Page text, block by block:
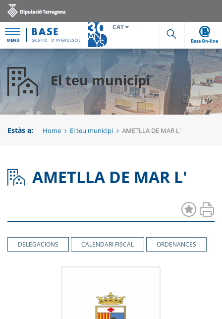
MENÚ
CAT
Cerca
Base On-line
El teu municipi
Estàs a: Home El teu municipi AMETLLA DE MAR L'
AMETLLA DE MAR L'
DELEGACIONS CALENDARI FISCAL ORDENANCES